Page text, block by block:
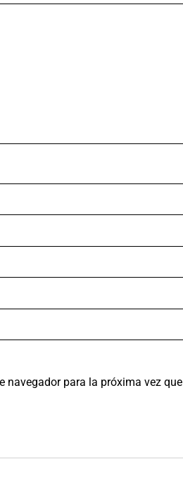
navegador para la próxima vez que